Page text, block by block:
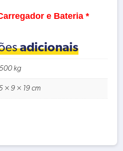
e Bateria *
adicionais
kg
× 9 × 19 cm